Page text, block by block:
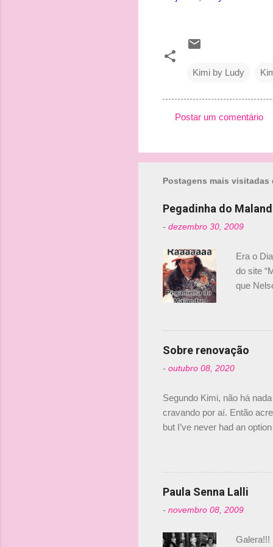
Kimi by Ludy
m
e
t
á
r
i
o
s
Postar um comentário
Postagens mais visitadas
Pegadinha do
- dezembro 30, 2009
Era o
do site
que
verdade,
Senna,
Sobre renovação
- outubro 08, 2020
Segundo Kimi, não há
cravando por aí. Então
but I’ve never had an
falando sobre o fato do
@RGrosjean ! #EifelGP
Paula Senna Lalli
- novembro 08, 2009
Galera!!!